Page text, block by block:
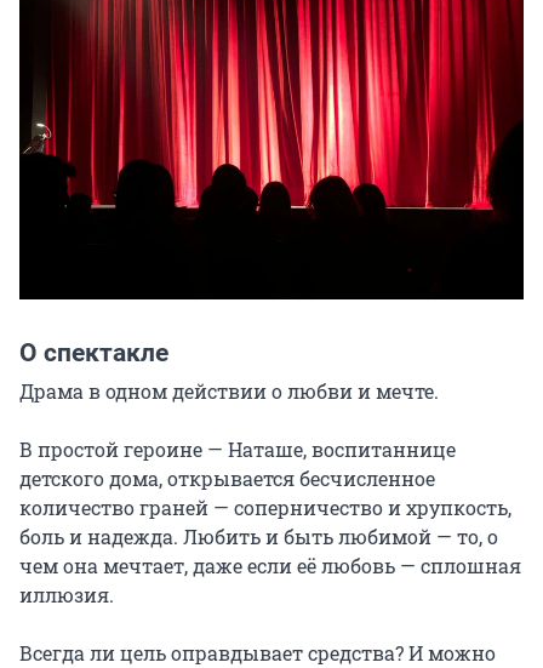
О спектакле
Драма в одном действии о любви и мечте.
В простой героине — Наташе, воспитаннице
детского дома, открывается бесчисленное
количество граней — соперничество и хрупкость,
боль и надежда. Любить и быть любимой — то, о
чем она мечтает, даже если её любовь — сплошная
иллюзия.
Всегда ли цель оправдывает средства? И можно